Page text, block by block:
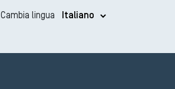
Cambia lingua